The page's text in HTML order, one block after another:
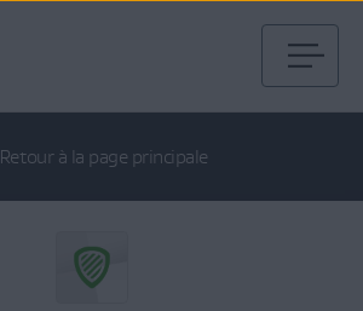
Retour à la page principale